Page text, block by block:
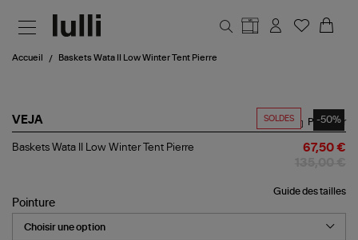
Accueil Baskets Wata II Low Winter Tent Pierre
SOLDES -50%
VEJA
Baskets
Winter
Tent
Pierre
Partager
Baskets Wata II Low Winter Tent Pierre 67,50 €
Guide des tailles
Pointure